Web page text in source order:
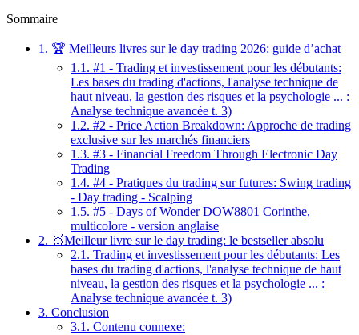
Sommaire
1. 🏆 Meilleurs livres sur le day trading 2026: guide d’achat
1.1. #1 - Trading et investissement pour les débutants:
Les bases du trading d'actions, l'analyse technique de
haut niveau, la gestion des risques et la psychologie ... :
Analyse technique avancée t. 3)
1.2. #2 - Price Action Breakdown: Approche de trading
exclusive sur les marchés financiers
1.3. #3 - Financial Freedom Through Electronic Day
Trading
1.4. #4 - Pratiques du trading sur futures: Swing trading
- Day trading - Scalping
1.5. #5 - Days of Wonder DOW8801 Corinthe,
multicolore - version anglaise
2. 🥇Meilleur livre sur le day trading: le bestseller absolu
2.1. Trading et investissement pour les débutants: Les
bases du trading d'actions, l'analyse technique de haut
niveau, la gestion des risques et la psychologie ... :
Analyse technique avancée t. 3)
3. Conclusion
3.1. Contenu connexe: